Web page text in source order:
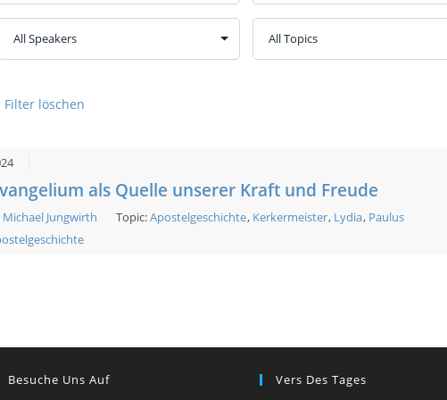
Filter löschen
als Quelle unserer Kraft und Freude
Michael Jungwirth Topic:Apostelgeschichte, Kerkermeister, Lydia, Paulus
Besuche Uns Auf Vers Des Tages